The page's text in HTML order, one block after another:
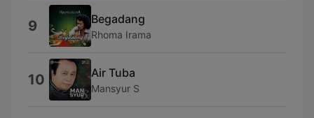
9 Begadang
Rhoma Irama
10 Air Tuba
Mansyur S